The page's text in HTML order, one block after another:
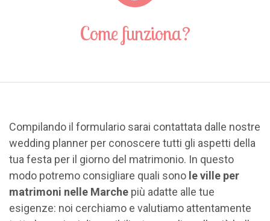
Come funziona?
Compilando il formulario sarai contattata dalle nostre
wedding planner per conoscere tutti gli aspetti della
tua festa per il giorno del matrimonio. In questo
modo potremo consigliare quali sono le ville per
matrimoni nelle Marche più adatte alle tue
esigenze: noi cerchiamo e valutiamo attentamente